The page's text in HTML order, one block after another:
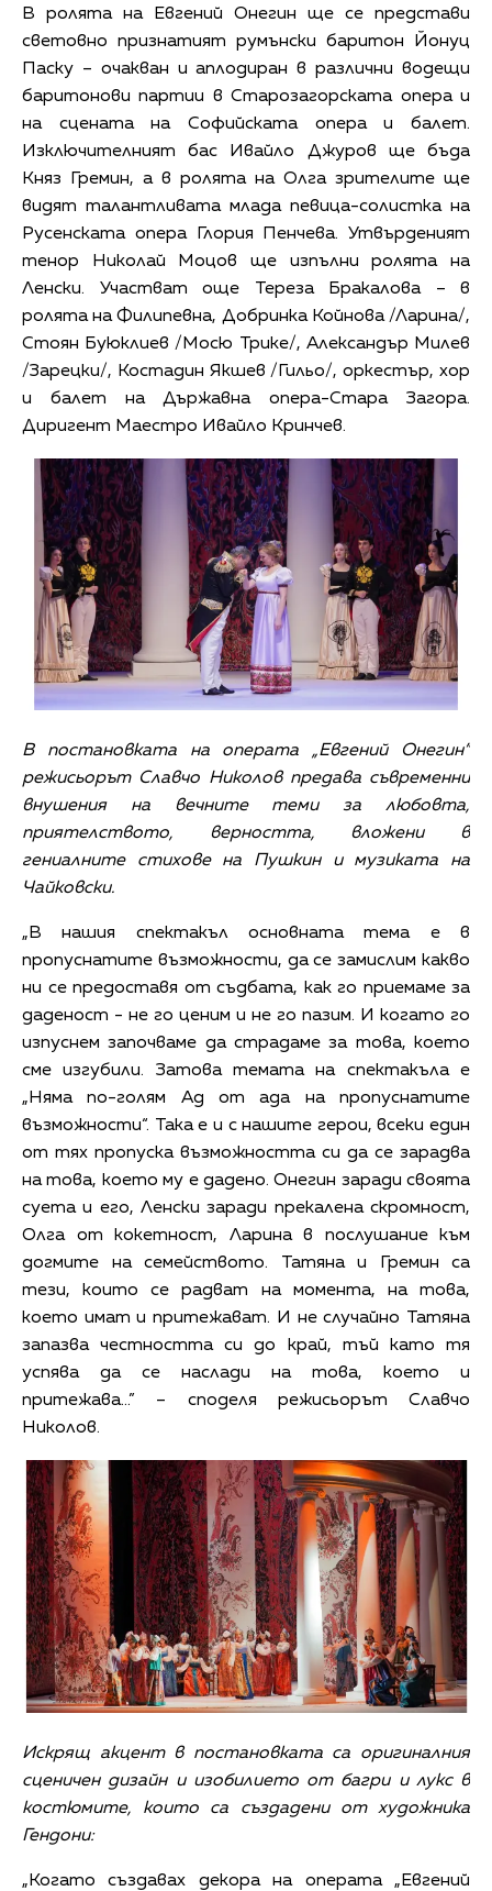
В ролята на Евгений Онегин ще се представи
световно признатият румънски баритон Йонуц
Паску – очакван и аплодиран в различни водещи
баритонови партии в Старозагорската опера и
на сцената на Софийската опера и балет.
Изключителният бас Ивайло Джуров ще бъда
Княз Гремин, а в ролята на Олга зрителите ще
видят талантливата млада певица-солистка на
Русенската опера Глория Пенчева. Утвърденият
тенор Николай Моцов ще изпълни ролята на
Ленски. Участват още Тереза Бракалова – в
ролята на Филипевна, Добринка Койнова /Ларина/,
Стоян Буюклиев /Мосю Трике/, Александър Милев
/Зарецки/, Костадин Якшев /Гильо/, оркестър, хор
и балет на Държавна опера-Стара Загора.
Диригент Маестро Ивайло Кринчев.
В постановката на операта „Евгений Онегин”
режисьорът Славчо Николов предава съвременни
внушения на вечните теми за любовта,
приятелството, верността, вложени в
гениалните стихове на Пушкин и музиката на
Чайковски.
„В нашия спектакъл основната тема е в
пропуснатите възможности, да се замислим какво
ни се предоставя от съдбата, как го приемаме за
даденост - не го ценим и не го пазим. И когато го
изпуснем започваме да страдаме за това, което
сме изгубили. Затова темата на спектакъла е
„Няма по-голям Ад от ада на пропуснатите
възможности“. Така е и с нашите герои, всеки един
от тях пропуска възможността си да се зарадва
на това, което му е дадено. Онегин заради своята
суета и его, Ленски заради прекалена скромност,
Олга от кокетност, Ларина в послушание към
догмите на семейството. Татяна и Гремин са
тези, които се радват на момента, на това,
което имат и притежават. И не случайно Татяна
запазва честността си до край, тъй като тя
успява да се наслади на това, което и
притежава…” – споделя режисьорът Славчо
Николов.
Искрящ акцент в постановката са оригиналния
сценичен дизайн и изобилието от багри и лукс в
костюмите, които са създадени от художника
Гендони:
„Когато създавах декора на операта „Евгений